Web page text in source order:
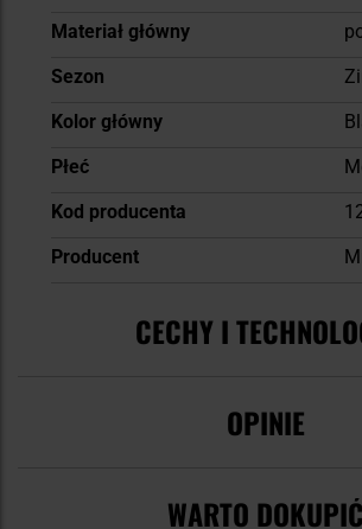
Materiał główny
Sezon
Kolor główny
Płeć
Kod producenta
Producent
CECHY I
OPINIE
WARTO DOKUPIĆ